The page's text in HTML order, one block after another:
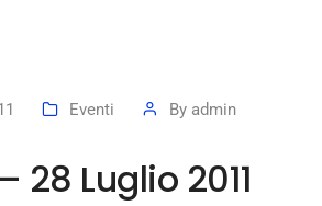
Eventi By admin
28 Luglio 2011